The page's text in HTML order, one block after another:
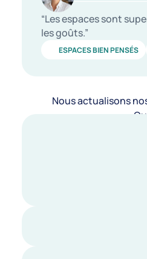
“Les espaces sont
les goûts.”
ESPACES BIEN PENSÉS
Nous actualisons